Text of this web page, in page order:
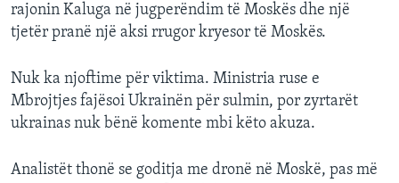
rajonin Kaluga në jugperëndim të Moskës dhe një
tjetër pranë një aksi rrugor kryesor të Moskës.
Nuk ka njoftime për viktima. Ministria ruse e
Mbrojtjes fajësoi Ukrainën për sulmin, por zyrtarët
ukrainas nuk bënë komente mbi këto akuza.
Analistët thonë se goditja me dronë në Moskë, pas më